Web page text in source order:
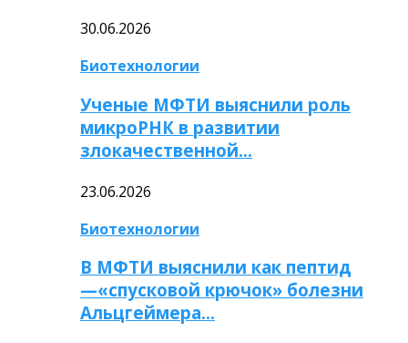
30.06.2026
Биотехнологии
Ученые МФТИ выяснили роль
микроРНК в развитии
злокачественной…
23.06.2026
Биотехнологии
В МФТИ выяснили как пептид
—«спусковой крючок» болезни
Альцгеймера…